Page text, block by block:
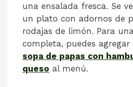
una ensalada fresca. Se
un plato con adornos de
rodajas de limón. Para
completa, puedes
sopa de papas con
queso al menú.